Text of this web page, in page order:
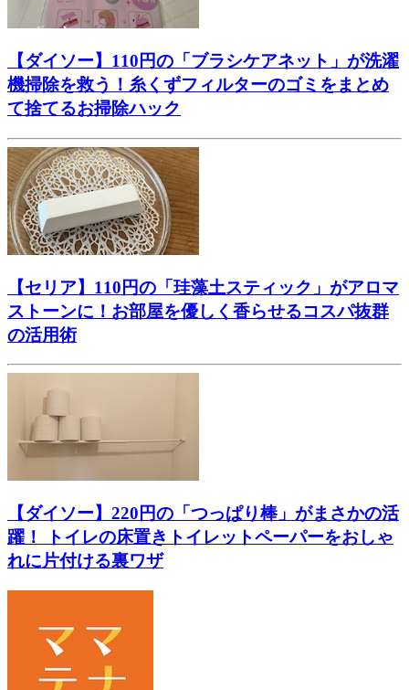
【ダイソー】110円の「ブラシケアネット」が洗濯
機掃除を救う！糸くずフィルターのゴミをまとめ
て捨てるお掃除ハック
【セリア】110円の「珪藻土スティック」がアロマ
ストーンに！お部屋を優しく香らせるコスパ抜群
の活用術
【ダイソー】220円の「つっぱり棒」がまさかの活
躍！ トイレの床置きトイレットペーパーをおしゃ
れに片付ける裏ワザ